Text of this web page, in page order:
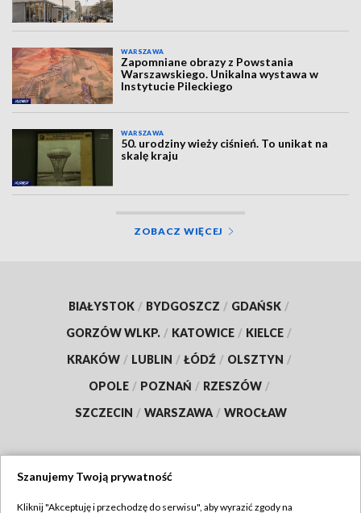
WARSZAWA
Zapomniane obrazy z Powstania
Warszawskiego. Unikalna wystawa w
Instytucie Pileckiego
WARSZAWA
50. urodziny wieży ciśnień. To unikat na
skalę kraju
ZOBACZ WIĘCEJ
BIAŁYSTOK / BYDGOSZCZ / GDAŃSK /
GORZÓW WLKP. / KATOWICE / KIELCE /
KRAKÓW / LUBLIN / ŁÓDŹ / OLSZTYN /
OPOLE / POZNAŃ / RZESZÓW /
SZCZECIN / WARSZAWA / WROCŁAW
Szanujemy Twoją prywatność
Kliknij "Akceptuję i przechodzę do serwisu", aby wyrazić zgody na